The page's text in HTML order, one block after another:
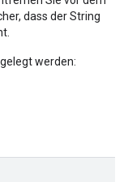
dass der String
werden: